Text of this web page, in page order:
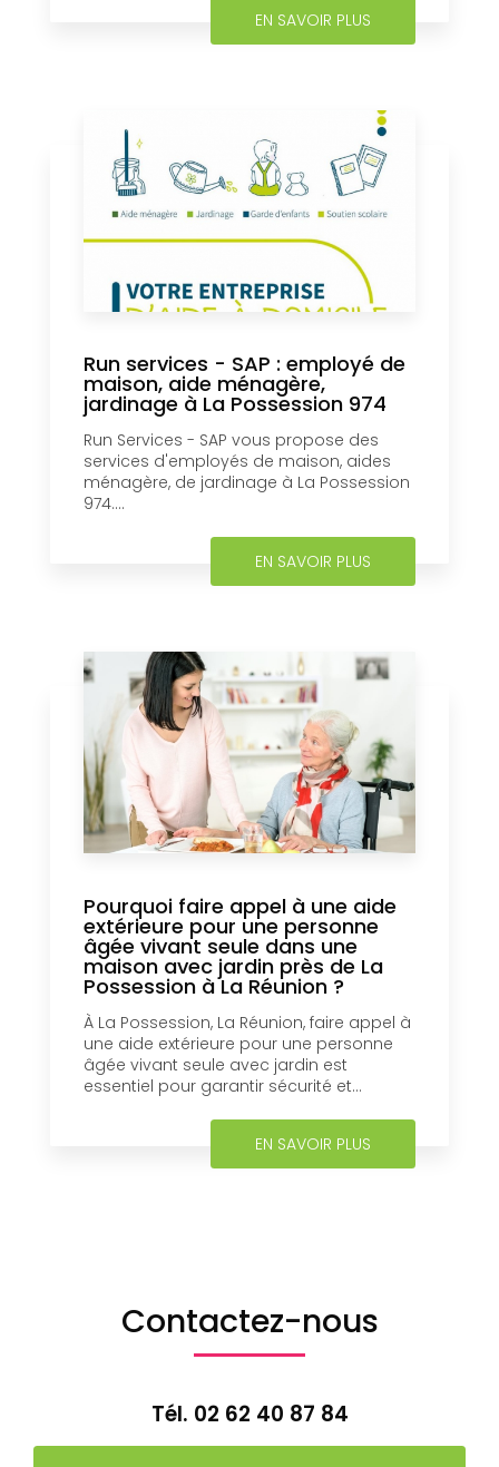
EN SAVOIR PLUS
Run services - SAP : employé de
maison, aide ménagère,
jardinage à La Possession 974
Run Services - SAP vous propose des
services d'employés de maison, aides
ménagère, de jardinage à La Possession
974....
EN SAVOIR PLUS
Pourquoi faire appel à une aide
extérieure pour une personne
âgée vivant seule dans une
maison avec jardin près de La
Possession à La Réunion ?
À La Possession, La Réunion, faire appel à
une aide extérieure pour une personne
âgée vivant seule avec jardin est
essentiel pour garantir sécurité et...
EN SAVOIR PLUS
Contactez-nous
Tél. 02 62 40 87 84